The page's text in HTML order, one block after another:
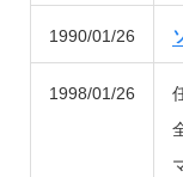
1990/01/26
1998/01/26